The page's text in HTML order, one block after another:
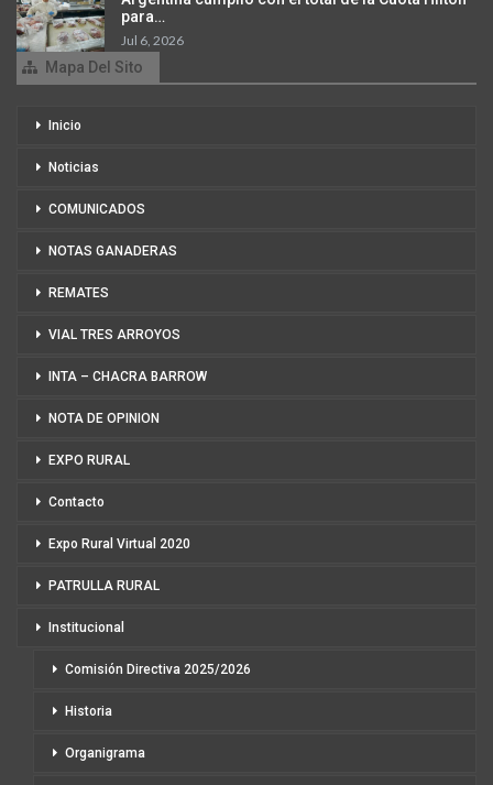
para…
Jul 6, 2026
Mapa Del Sito
Inicio
Noticias
COMUNICADOS
NOTAS GANADERAS
REMATES
VIAL TRES ARROYOS
INTA – CHACRA BARROW
NOTA DE OPINION
EXPO RURAL
Contacto
Expo Rural Virtual 2020
PATRULLA RURAL
Institucional
Comisión Directiva 2025/2026
Historia
Organigrama